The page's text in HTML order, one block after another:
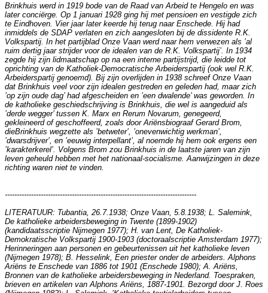
Brinkhuis werd in 1919 bode van de Raad van Arbeid te Hengelo en was
later conciërge. Op 1 januari 1928 ging hij met pensioen en vestigde zich
te Eindhoven. Vier jaar later keerde hij terug naar Enschede. Hij had
inmiddels de SDAP verlaten en zich aangesloten bij de dissidente R.K.
Volkspartij. In het partijblad Onze Vaan werd naar hem verwezen als ’al
ruim dertig jaar strijder voor de idealen van de R.K. Volkspartij’. In 1934
zegde hij zijn lidmaatschap op na een interne partijstrijd, die leidde tot
oprichting van de Katholiek-Democratische Arbeiderspartij (ook wel R.K.
Arbeiderspartij genoemd). Bij zijn overlijden in 1938 schreef Onze Vaan
dat Brinkhuis veel voor zijn idealen gestreden en geleden had, maar zich
’op zijn oude dag’ had afgescheiden en ’een dwalende’ was geworden. In
de katholieke geschiedschrijving is Brinkhuis, die wel is aangeduid als
’derde wegger’ tussen K. Marx en Rerum Novarum, genegeerd,
gekleineerd of geschoffeerd, zoals door Ariënsbiograaf Gerard Brom,
dieBrinkhuis wegzette als ’betweter’, ’onevenwichtig werkman’,
’dwarsdrijver’, en ’eeuwig interpellant’, al noemde hij hem ook ergens een
’karakterkerel’. Volgens Brom zou Brinkhuis in de laatste jaren van zijn
leven geheuld hebben met het nationaal-socialisme. Aanwijzingen in deze
richting waren niet te vinden.
--------------------------------------------------------------------------------
LITERATUUR: Tubantia, 26.7.1938; Onze Vaan, 5.8.1938; L. Salemink,
De katholieke arbeidersbeweging in Twente (1899-1902)
(kandidaatsscriptie Nijmegen 1977); H. van Lent, De Katholiek-
Demokratische Volkspartij 1900-1903 (doctoraalscriptie Amsterdam 1977);
Herinneringen aan personen en gebeurtenissen uit het katholieke leven
(Nijmegen 1978); B. Hesselink, Een priester onder de arbeiders. Alphons
Ariëns te Enschede van 1886 tot 1901 (Enschede 1980); A. Ariëns,
Bronnen van de katholieke arbeidersbeweging in Nederland. Toespraken,
brieven en artikelen van Alphons Ariëns, 1887-1901. Bezorgd door J. Roes